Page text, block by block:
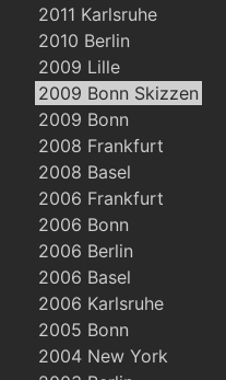
2011 Karlsruhe
2010 Berlin
2009 Lille
2009 Bonn Skizzen
2009 Bonn
2008 Frankfurt
2008 Basel
2006 Frankfurt
2006 Bonn
2006 Berlin
2006 Basel
2006 Karlsruhe
2005 Bonn
2004 New York